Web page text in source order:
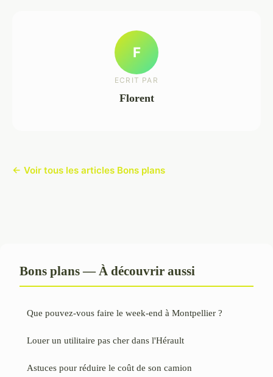
F
ECRIT PAR
Florent
← Voir tous les articles Bons plans
Bons plans — À découvrir aussi
Que pouvez-vous faire le week-end à Montpellier ?
Louer un utilitaire pas cher dans l'Hérault
Astuces pour réduire le coût de son camion